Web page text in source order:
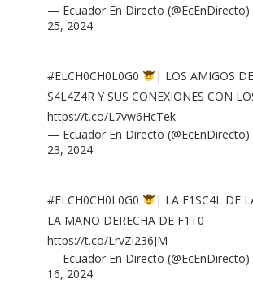
— Ecuador En Directo (@EcEnDirecto)
25, 2024
#ELCH0CH0L0G0
| LOS AMIGOS
S4L4Z4R Y SUS CONEXIONES CON
https://t.co/L7vw6HcTek
— Ecuador En Directo (@EcEnDirecto)
23, 2024
#ELCH0CH0L0G0
| LA F1SC4L DE
LA MANO DERECHA DE F1T0
https://t.co/LrvZl236JM
— Ecuador En Directo (@EcEnDirecto)
16, 2024